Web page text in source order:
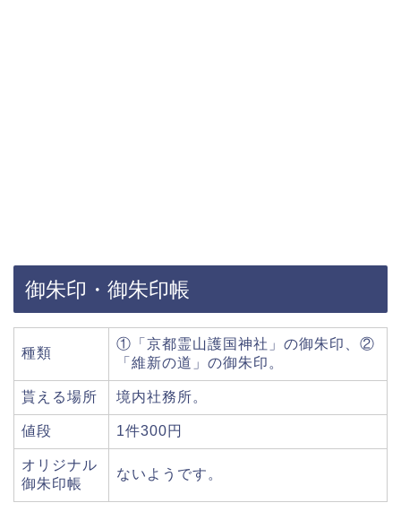
御朱印・御朱印帳
種類
①「京都霊山護国神社」の御朱印、②
「維新の道」の御朱印。
貰える場所 境内社務所。
値段 1件300円
オリジナル
御朱印帳
ないようです。